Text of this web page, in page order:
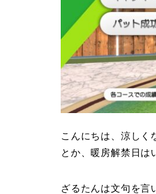
こんにちは、涼しく
とか、暖房解禁日は
ざるたんは文句を言